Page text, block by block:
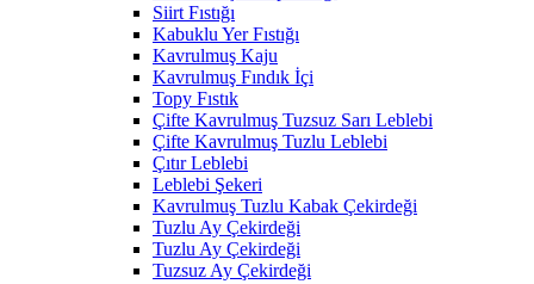
Siirt Fıstığı
Kabuklu Yer Fıstığı
Kavrulmuş Kaju
Kavrulmuş Fındık İçi
Topy Fıstık
Çifte Kavrulmuş Tuzsuz Sarı Leblebi
Çifte Kavrulmuş Tuzlu Leblebi
Çıtır Leblebi
Leblebi Şekeri
Kavrulmuş Tuzlu Kabak Çekirdeği
Tuzlu Ay Çekirdeği
Tuzlu Ay Çekirdeği
Tuzsuz Ay Çekirdeği